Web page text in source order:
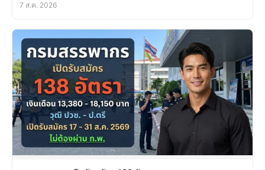
7 ส.ค. 2026